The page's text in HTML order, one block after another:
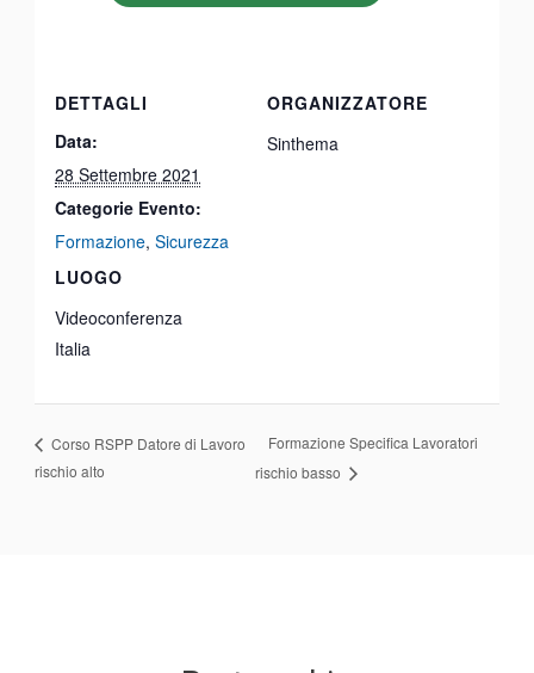
DETTAGLI
Data:
28 Settembre 2021
Categorie Evento:
Formazione,Sicurezza
LUOGO
Videoconferenza
Italia
ORGANIZZATORE
Sinthema
Corso RSPP Datore di Lavoro
rischio alto
Formazione Specifica Lavoratori
rischio basso